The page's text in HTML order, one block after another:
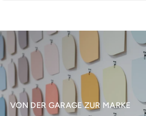
VON DER GARAGE ZUR MARKE